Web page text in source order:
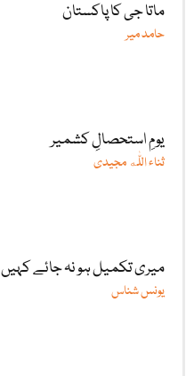
ماتا جی کا پاکستان
حامد میر
یومِ استحصالِ کشمیر
ثناء اللّٰه مجیدی
میری تکمیل ہو نہ جائے کہیں
یونس شناس